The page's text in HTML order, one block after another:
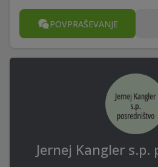
POVPRAŠEVANJE
Jernej Kangler s.p.